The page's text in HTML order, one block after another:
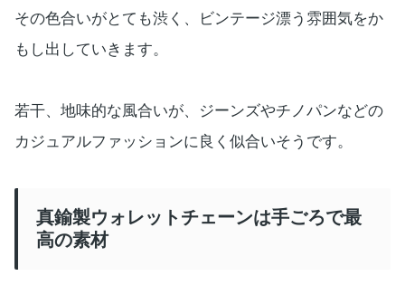
その色合いがとても渋く、ビンテージ漂う雰囲気をか
もし出していきます。
若干、地味的な風合いが、ジーンズやチノパンなどの
カジュアルファッションに良く似合いそうです。
真鍮製ウォレットチェーンは手ごろで最
高の素材